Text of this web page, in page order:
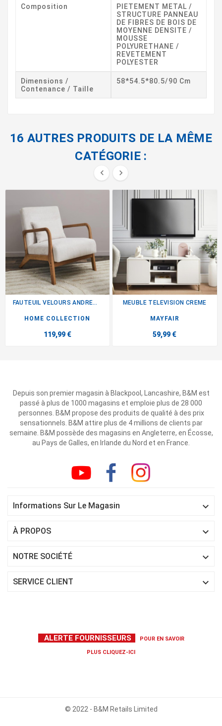
Composition
PIETEMENT METAL /
STRUCTURE PANNEAU
DE FIBRES DE BOIS DE
MOYENNE DENSITE /
MOUSSE
POLYURETHANE /
REVETEMENT
POLYESTER
Dimensions /
Contenance / Taille
58*54.5*80.5/90 Cm
16 AUTRES PRODUITS DE LA MÊME
CATÉGORIE :
 
FAUTEUIL VELOURS ANDREW CREME
HOME COLLECTION
119,99 €
MEUBLE TELEVISION CREME
MAYFAIR
59,99 €
Depuis son premier magasin à Blackpool, Lancashire, B&M est
passé à plus de 1000 magasins et emploie plus de 28 000
personnes. B&M propose des produits de qualité à des prix
sensationnels. B&M attire plus de 4 millions de clients par
semaine. B&M possède des magasins en Angleterre, en Écosse,
au Pays de Galles, en Irlande du Nord et en France.
Informations Sur Le Magasin 
À PROPOS 
NOTRE SOCIÉTÉ 
SERVICE CLIENT 
ALERTE FOURNISSEURS POUR EN SAVOIR
PLUS CLIQUEZ-ICI
© 2022 - B&M Retails Limited